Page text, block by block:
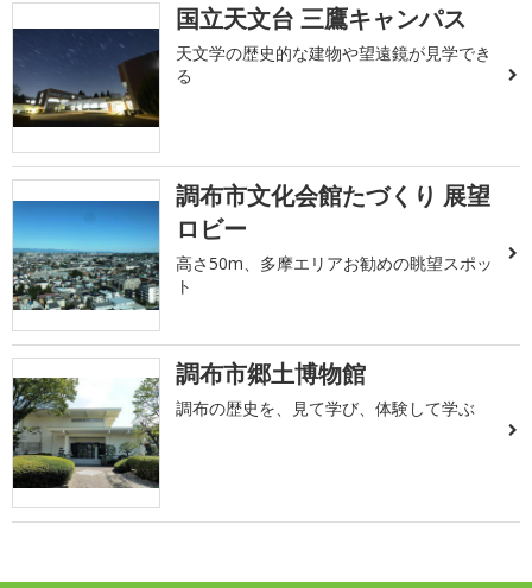
国立天文台 三鷹キャンパス
天文学の歴史的な建物や望遠鏡が見学でき
る
調布市文化会館たづくり 展望
ロビー
高さ50m、多摩エリアお勧めの眺望スポッ
ト
調布市郷土博物館
調布の歴史を、見て学び、体験して学ぶ